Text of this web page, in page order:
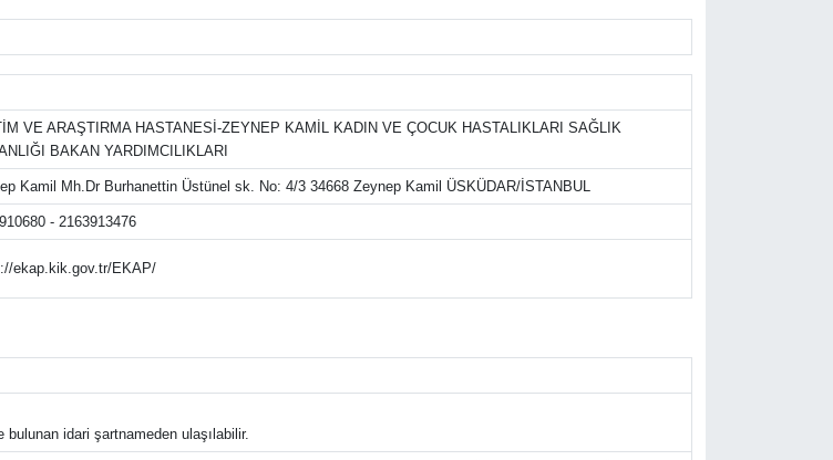
VE ARAŞTIRMA HASTANESİ-ZEYNEP KAMİL KADIN VE ÇOCUK HASTALIKLARI SAĞLIK
BAKAN YARDIMCILIKLARI
Kamil Mh.Dr Burhanettin Üstünel sk. No: 4/3 34668 Zeynep Kamil ÜSKÜDAR/İSTANBUL
- 2163913476
ekap.kik.gov.tr/EKAP/
bulunan idari şartnameden ulaşılabilir.